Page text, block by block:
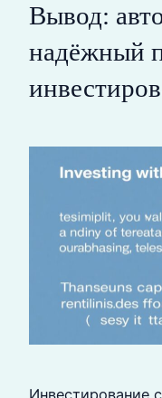
Вывод:
надёжный
Инвестирование